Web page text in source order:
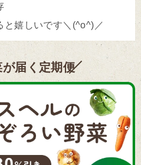
と嬉しいです＼(^o^)／
届く定期便